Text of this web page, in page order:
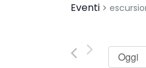
Eventi
Oggi